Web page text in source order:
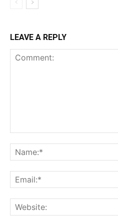
LEAVE A REPLY